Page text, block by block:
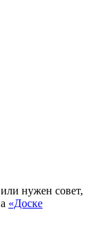
нужен совет,
«Доске